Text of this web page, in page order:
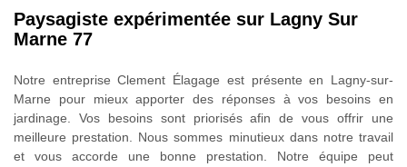
Paysagiste expérimentée sur Lagny Sur
Marne 77
Notre entreprise Clement Élagage est présente en Lagny-sur-
Marne pour mieux apporter des réponses à vos besoins en
jardinage. Vos besoins sont priorisés afin de vous offrir une
meilleure prestation. Nous sommes minutieux dans notre travail
et vous accorde une bonne prestation. Notre équipe peut